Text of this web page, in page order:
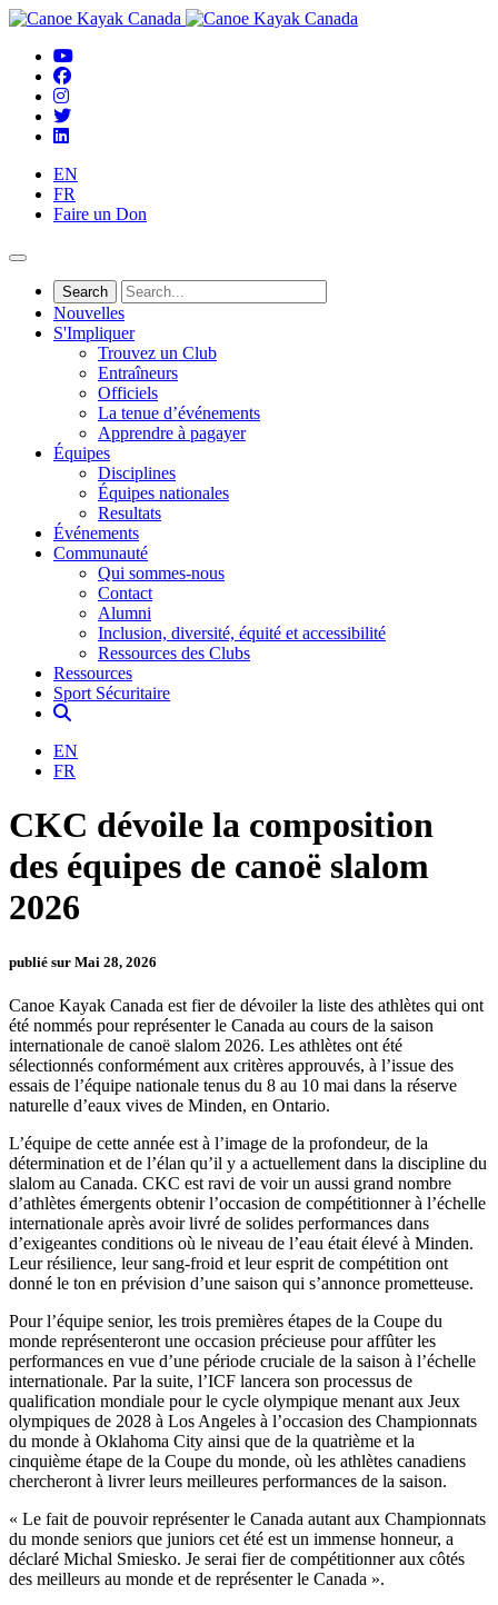
EN
FR
Faire un Don
Nouvelles
S'Impliquer
Trouvez un Club
Entraîneurs
Officiels
La tenue d’événements
Apprendre à pagayer
Équipes
Disciplines
Équipes nationales
Resultats
Événements
Communauté
Qui sommes-nous
Contact
Alumni
Inclusion, diversité, équité et accessibilité
Ressources des Clubs
Ressources
Sport Sécuritaire
EN
FR
CKC dévoile la composition
des équipes de canoë slalom
2026
publié sur Mai 28, 2026
Canoe Kayak Canada est fier de dévoiler la liste des athlètes qui ont
été nommés pour représenter le Canada au cours de la saison
internationale de canoë slalom 2026. Les athlètes ont été
sélectionnés conformément aux critères approuvés, à l’issue des
essais de l’équipe nationale tenus du 8 au 10 mai dans la réserve
naturelle d’eaux vives de Minden, en Ontario.
L’équipe de cette année est à l’image de la profondeur, de la
détermination et de l’élan qu’il y a actuellement dans la discipline du
slalom au Canada. CKC est ravi de voir un aussi grand nombre
d’athlètes émergents obtenir l’occasion de compétitionner à l’échelle
internationale après avoir livré de solides performances dans
d’exigeantes conditions où le niveau de l’eau était élevé à Minden.
Leur résilience, leur sang-froid et leur esprit de compétition ont
donné le ton en prévision d’une saison qui s’annonce prometteuse.
Pour l’équipe senior, les trois premières étapes de la Coupe du
monde représenteront une occasion précieuse pour affûter les
performances en vue d’une période cruciale de la saison à l’échelle
internationale. Par la suite, l’ICF lancera son processus de
qualification mondiale pour le cycle olympique menant aux Jeux
olympiques de 2028 à Los Angeles à l’occasion des Championnats
du monde à Oklahoma City ainsi que de la quatrième et la
cinquième étape de la Coupe du monde, où les athlètes canadiens
chercheront à livrer leurs meilleures performances de la saison.
« Le fait de pouvoir représenter le Canada autant aux Championnats
du monde seniors que juniors cet été est un immense honneur, a
déclaré Michal Smiesko. Je serai fier de compétitionner aux côtés
des meilleurs au monde et de représenter le Canada ».